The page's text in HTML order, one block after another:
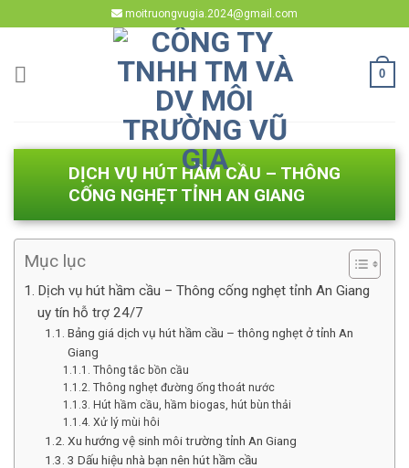
to
moitruongvugia.2024@gmail.com
0
DỊCH VỤ HÚT HẦM CẦU – THÔNG
CỐNG NGHẸT TỈNH AN GIANG
Mục lục
Dịch vụ hút hầm cầu – Thông cống nghẹt tỉnh An Giang
uy tín hỗ trợ 24/7
Bảng giá dịch vụ hút hầm cầu – thông nghẹt ở tỉnh An
Giang
Thông tắc bồn cầu
Thông nghẹt đường ống thoát nước
Hút hầm cầu, hầm biogas, hút bùn thải
Xử lý mùi hôi
Xu hướng vệ sinh môi trường tỉnh An Giang
3 Dấu hiệu nhà bạn nên hút hầm cầu